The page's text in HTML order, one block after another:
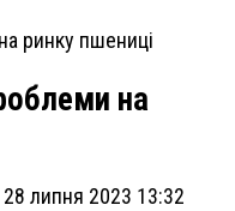
на
липня 2023 13:32